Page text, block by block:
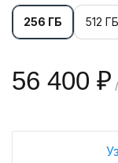
256 ГБ 512 ГБ
56 400 ₽